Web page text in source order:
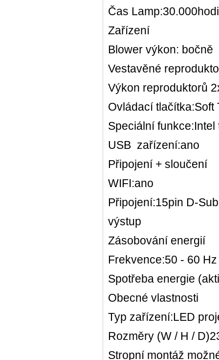
Čas
Zařízení
Blower výkon: bočně
Vestavěné
Výkon reproduktorů
Ovládací tlačítka:Soft
Speciální
USB zařízení:ano
Připojení + sloučení
WIFI:ano
Připojení:15pin D-
výstup
Zásobování energií
Frekvence:50 - 60 Hz
Spotřeba energie
Obecné vlastnosti
Typ zařízení:LED
Rozměry (W / H /
Stropní montáž